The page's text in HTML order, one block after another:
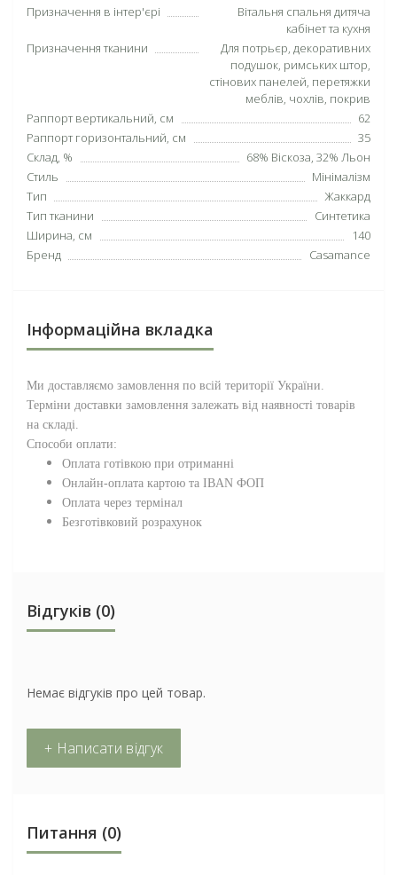
Призначення в інтер'єрі
Вітальня спальня дитяча
кабінет та кухня
Призначення тканини
Для потрьєр, декоративних
подушок, римських штор,
стінових панелей, перетяжки
меблів, чохлів, покрив
Раппорт вертикальний, см
62
Раппорт горизонтальний, см
35
Склад, %
68% Віскоза, 32% Льон
Стиль
Мінімалізм
Тип
Жаккард
Тип тканини
Синтетика
Ширина, см
140
Бренд
Casamance
Інформаційна вкладка
Ми доставляємо замовлення по всій території України.
Терміни доставки замовлення залежать від наявності товарів
на складі.
Способи оплати:
Оплата готівкою при отриманні
Онлайн-оплата картою та IBAN ФОП
Оплата через термінал
Безготівковий розрахунок
Відгуків (0)
Немає відгуків про цей товар.
+ Написати відгук
Питання (0)